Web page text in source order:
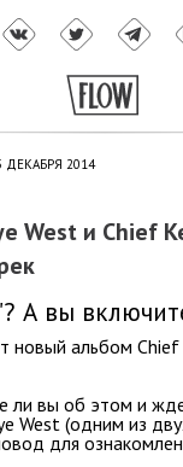
ДЕКАБРЯ 2014
West и Chief
А вы
новый альбом Chief
ли вы об этом и
West (одним из
для